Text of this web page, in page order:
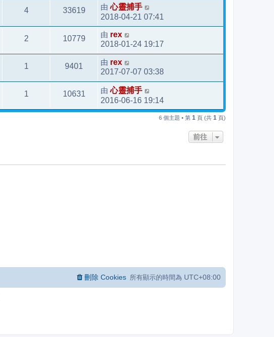
4 33619 由心靈捕手
2018-04-21 07:41
2 10779 由 rex
2018-01-24 19:17
1 9401 由 rex
2017-07-07 03:38
1 10631 由心靈捕手
2016-06-16 19:14
6 個主題 • 第 1 頁 (共 1 頁)
前往
所有顯示的時間為 UTC+08:00
刪除 Cookies